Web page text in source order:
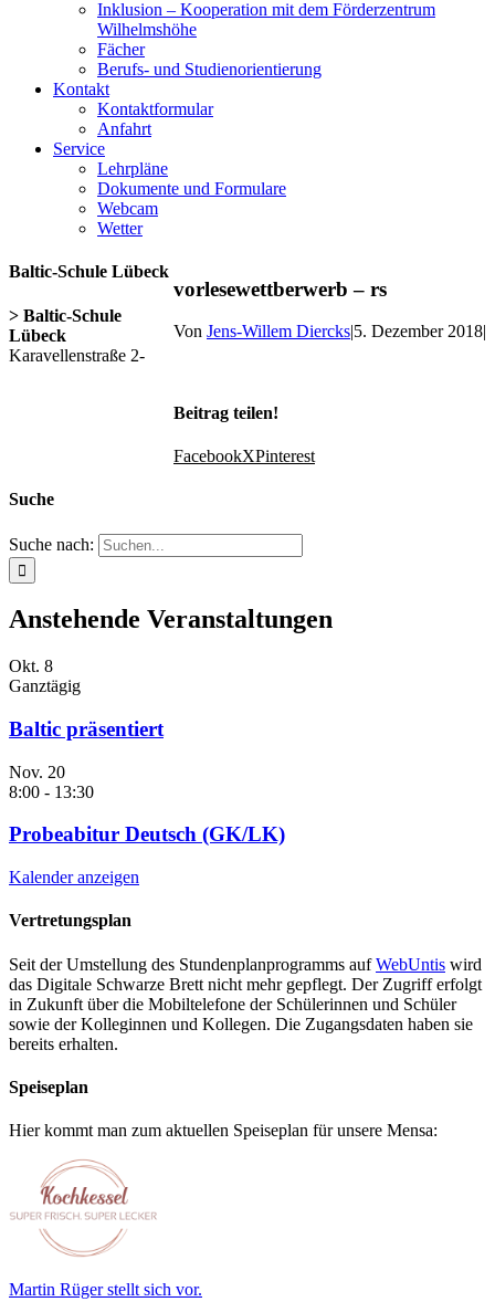
Inklusion – Kooperation mit dem Förderzentrum
Wilhelmshöhe
Fächer
Berufs- und Studienorientierung
Kontakt
Kontaktformular
Anfahrt
Service
Lehrpläne
Dokumente und Formulare
Webcam
Wetter
vorlesewettberwerb – rs
Von Jens-Willem Diercks|5. Dezember 2018|
Beitrag teilen!
FacebookXPinterest
Suche
Suche nach:
Anstehende Veranstaltungen
Okt. 8
Ganztägig
Baltic präsentiert
Nov. 20
8:00 - 13:30
Probeabitur Deutsch (GK/LK)
Kalender anzeigen
Vertretungsplan
Seit der Umstellung des Stundenplanprogramms aufWebUntis wird
das Digitale Schwarze Brett nicht mehr gepflegt. Der Zugriff erfolgt
in Zukunft über die Mobiltelefone der Schülerinnen und Schüler
sowie der Kolleginnen und Kollegen. Die Zugangsdaten haben sie
bereits erhalten.
Speiseplan
Hier kommt man zum aktuellen Speiseplan für unsere Mensa:
Martin Rüger stellt sich vor.
Baltic-Schule Lübeck
> Baltic-Schule
Lübeck
Karavellenstraße 2-